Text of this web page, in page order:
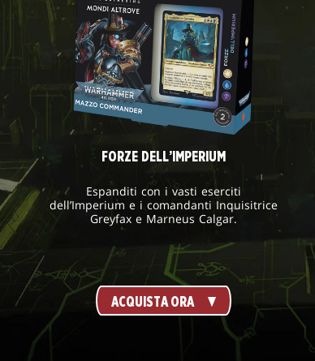
FORZE DELL’IMPERIUM
Espanditi con i vasti eserciti
dell’Imperium e i comandanti Inquisitrice
Greyfax e Marneus Calgar.
ACQUISTA ORA